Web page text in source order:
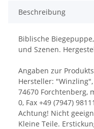
Beschreibung
Biblische
und Szenen.
Angaben zur
Hersteller:
74670 Forchtenberg,
0, Fax +49 (7947)
Achtung! Nicht
Kleine Teile.